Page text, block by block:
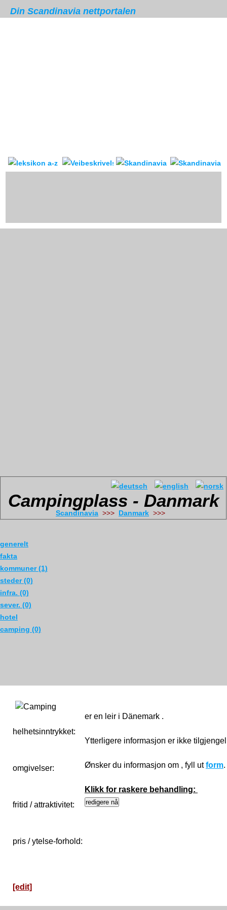
Din Scandinavia nettportalen
Skandinavia leksikonVeibeskrivelse forum &
Campingplass - Danmark
Scandinavia >>> Danmark
generelt
fakta
kommuner (1)
steder (0)
infra. (0)
sever. (0)
hotel
camping (0)
helhetsinntrykket:
omgivelser:
fritid / attraktivitet:
pris / ytelse-forhold:
er en leir i Dänemark .
Ytterligere informasjon er ikke
Ønsker du informasjon om , fyll utform.
Klikk for raskere behandling:
[edit]